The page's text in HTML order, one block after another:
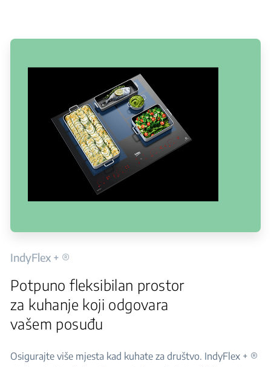
IndyFlex + ®
Potpuno fleksibilan prostor
za kuhanje koji odgovara
vašem posuđu
Osigurajte više mjesta kad kuhate za društvo. IndyFlex + ®